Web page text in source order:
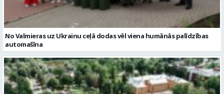
No Valmieras uz Ukrainu ceļā dodas vēl viena humānās palīdzības
automašīna